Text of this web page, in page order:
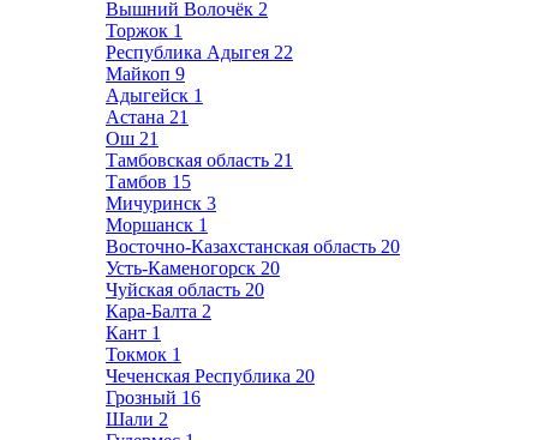
Вышний Волочёк 2
Торжок 1
Республика Адыгея 22
Майкоп 9
Адыгейск 1
Астана 21
Ош 21
Тамбовская область 21
Тамбов 15
Мичуринск 3
Моршанск 1
Восточно-Казахстанская область 20
Усть-Каменогорск 20
Чуйская область 20
Кара-Балта 2
Кант 1
Токмок 1
Чеченская Республика 20
Грозный 16
Шали 2